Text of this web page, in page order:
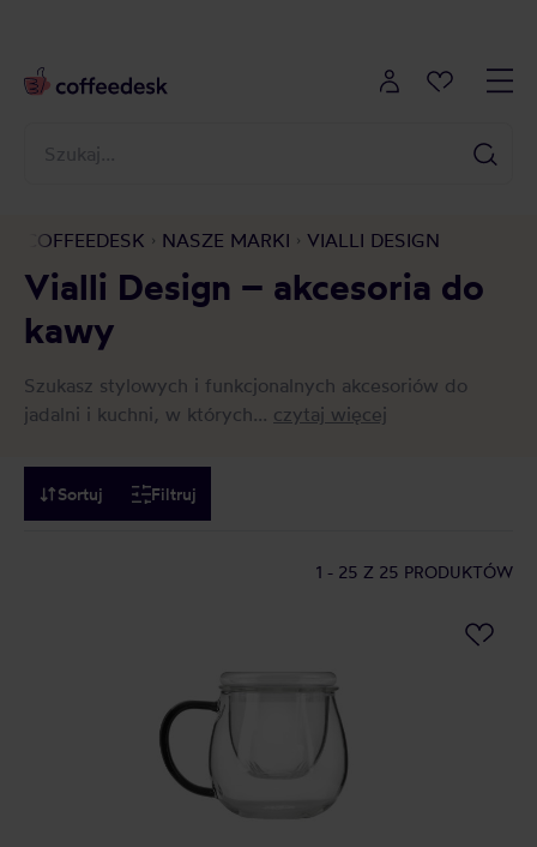
COFFEEDESK NASZE MARKI VIALLI DESIGN
Vialli Design – akcesoria do
kawy
Szukasz stylowych i funkcjonalnych akcesoriów do
jadalni i kuchni, w których... czytaj więcej
Sortuj Filtruj
1 - 25 Z 25 PRODUKTÓW